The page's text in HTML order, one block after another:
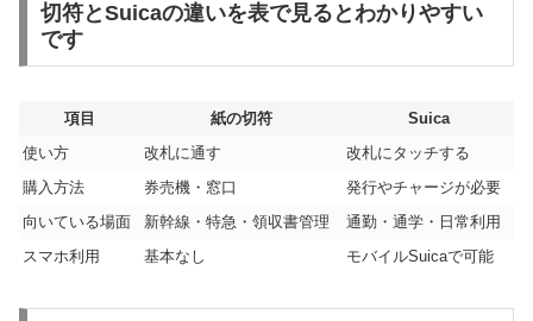
切符とSuicaの違いを表で見るとわかりやすい
です
項目 紙の切符
Suica
使い方
改札に通す
改札にタッチする
購入方法
券売機・窓口
発行やチャージが必要
向いている場面
新幹線・特急・領収書管理
通勤・通学・日常利用
スマホ利用
基本なし モバイルSuicaで可能